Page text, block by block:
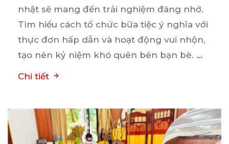
nhật sẽ mang đến trải nghiệm đáng nhớ.
Tìm hiểu cách tổ chức bữa tiệc ý nghĩa với
thực đơn hấp dẫn và hoạt động vui nhộn,
tạo nên kỷ niệm khó quên bên bạn bè. ...
Chi tiết